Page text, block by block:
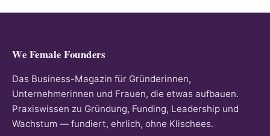
We Female Founders
Das Business-Magazin für Gründerinnen,
Unternehmerinnen und Frauen, die etwas aufbauen.
Praxiswissen zu Gründung, Funding, Leadership und
Wachstum — fundiert, ehrlich, ohne Klischees.